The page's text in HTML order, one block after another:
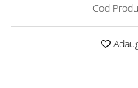
Cod